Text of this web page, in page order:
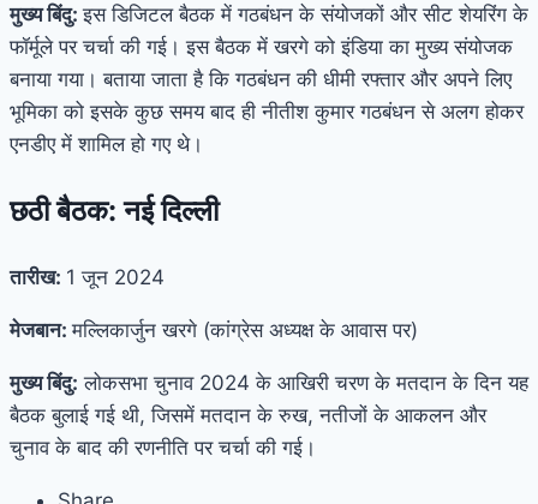
मुख्य बिंदु:इस डिजिटल बैठक में गठबंधन के संयोजकों और सीट शेयरिंग के
फॉर्मूले पर चर्चा की गई। इस बैठक में खरगे को इंडिया का मुख्य संयोजक
बनाया गया। बताया जाता है कि गठबंधन की धीमी रफ्तार और अपने लिए
भूमिका को इसके कुछ समय बाद ही नीतीश कुमार गठबंधन से अलग होकर
एनडीए में शामिल हो गए थे।
छठी बैठक: नई दिल्ली
तारीख: 1 जून 2024
मेजबान:मल्लिकार्जुन खरगे (कांग्रेस अध्यक्ष के आवास पर)
मुख्य बिंदु: लोकसभा चुनाव 2024 के आखिरी चरण के मतदान के दिन यह
बैठक बुलाई गई थी, जिसमें मतदान के रुख, नतीजों के आकलन और
चुनाव के बाद की रणनीति पर चर्चा की गई।